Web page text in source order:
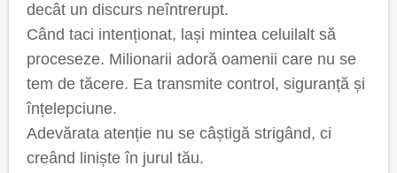
decât un discurs neîntrerupt.
Când taci intenționat, lași mintea celuilalt să
proceseze. Milionarii adoră oamenii care nu se
tem de tăcere. Ea transmite control, siguranță și
înțelepciune.
Adevărata atenție nu se câștigă strigând, ci
creând liniște în jurul tău.